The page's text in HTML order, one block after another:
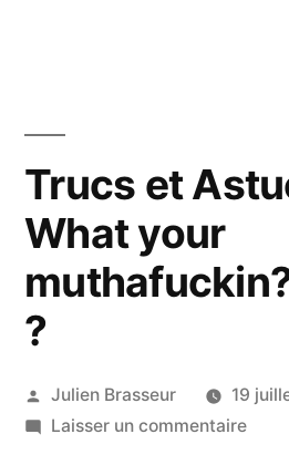
Trucs et
What your
?
Publié
par
Julien Brasseur
19
Laisser un commentairesur